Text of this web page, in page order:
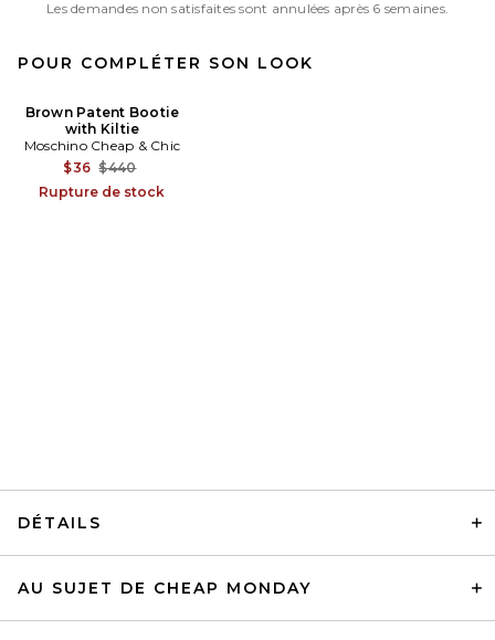
Les demandes non satisfaites sont annulées après 6 semaines.
POUR COMPLÉTER SON LOOK
Brown Patent Bootie
with Kiltie
Moschino Cheap & Chic
$36 Previous price:
$440
Rupture de stock
DÉTAILS
AU SUJET DE CHEAP MONDAY